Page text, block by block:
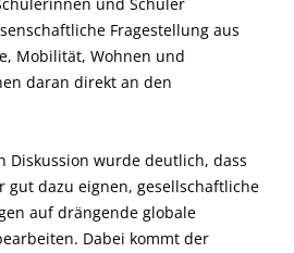
Fragestellung aus
Mobilität, Wohnen und
daran direkt an den
Diskussion wurde deutlich, dass
gut dazu eignen, gesellschaftliche
auf drängende globale
Dabei kommt der